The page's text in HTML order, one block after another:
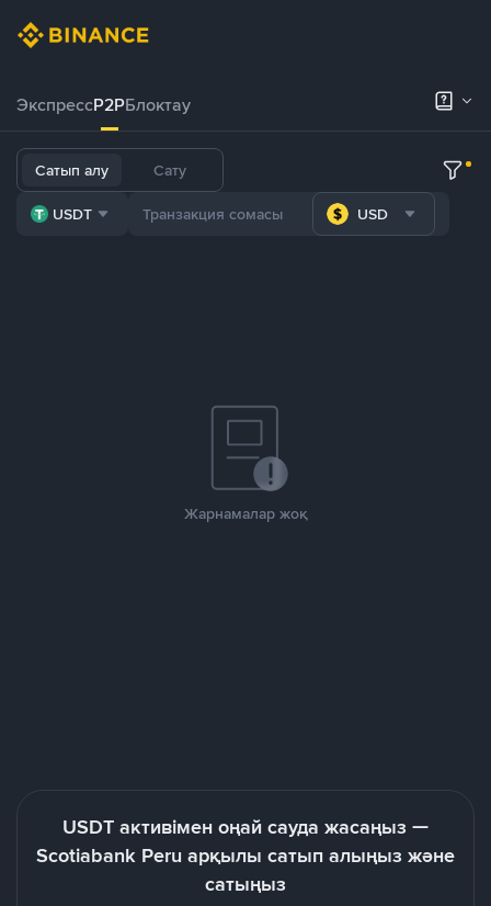
ЭкспрессP2PБлоктау
Сатып алу Сату
USDT USD
Жарнамалар жоқ
USDT активімен оңай сауда жасаңыз —
Scotiabank Peru арқылы сатып алыңыз және
сатыңыз